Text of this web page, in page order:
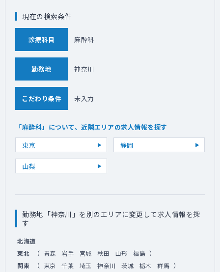
現在の検索条件
診療科目 麻酔科
勤務地 神奈川
こだわり条件 未入力
「麻酔科」について、近隣エリアの求人情報を探す
東京
静岡
山梨
勤務地「神奈川」を別のエリアに変更して求人情報を探
す
北海道
東北
（ 青森 岩手 宮城 秋田 山形 福島 ）
関東 （ 東京 千葉 埼玉 神奈川 茨城 栃木 群馬 ）